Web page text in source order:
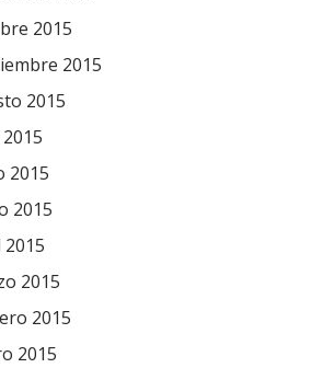
2015
2015
2015
2015
2015
2015
2015
2015